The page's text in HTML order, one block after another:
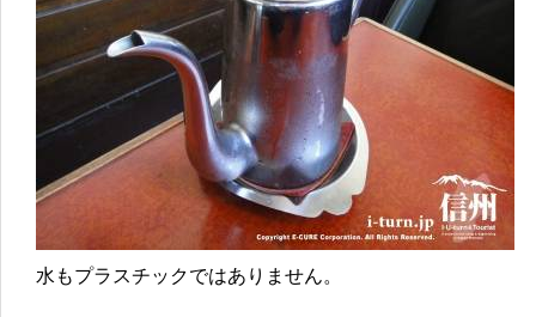
水もプラスチックではありません。